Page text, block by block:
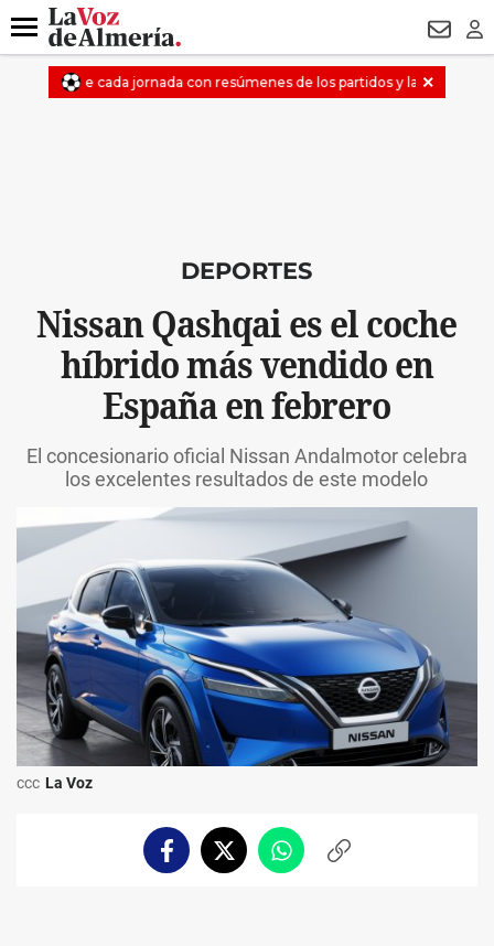
DESTACADO TURISMO
Menú
DEPORTES
Nissan Qashqai es el coche
híbrido más vendido en
España en febrero
El concesionario oficial Nissan Andalmotor celebra
los excelentes resultados de este modelo
ccc La Voz
FacebookTwitterWhatsappCopiar